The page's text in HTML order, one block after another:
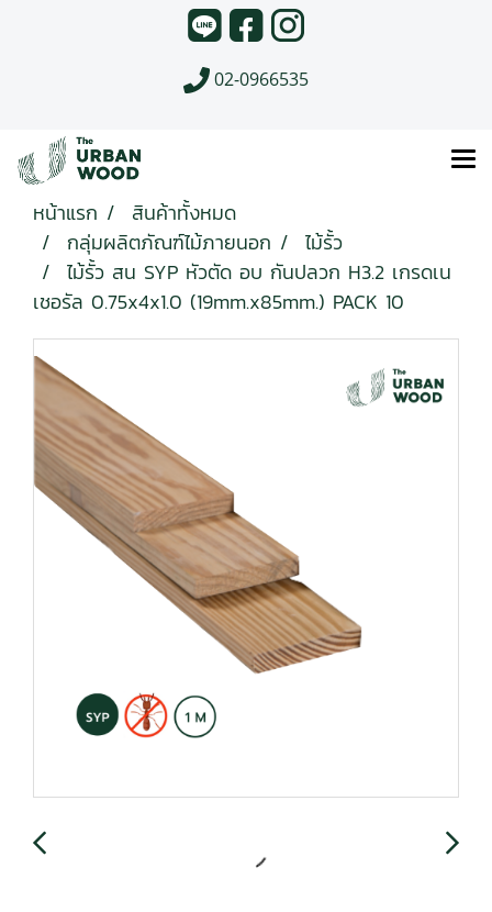
02-0966535
หน้าแรก
สินค้าทั้งหมด
กลุ่มผลิตภัณฑ์ไม้ภายนอก
ไม้รั้ว
ไม้รั้ว สน SYP หัวตัด อบ กันปลวก H3.2 เกรดเน
เชอรัล 0.75x4x1.0 (19mm.x85mm.) PACK 10